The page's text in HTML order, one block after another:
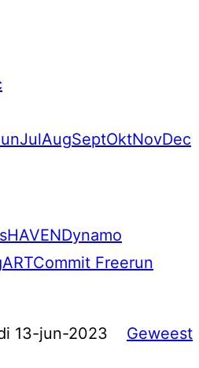
JulAugSeptOktNovDec
HAVENDynamo
ARTCommit Freerun
13-jun-2023 Geweest